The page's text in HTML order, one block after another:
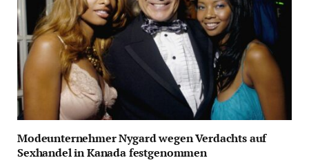
Modeunternehmer Nygard wegen Verdachts auf
Sexhandel in Kanada festgenommen